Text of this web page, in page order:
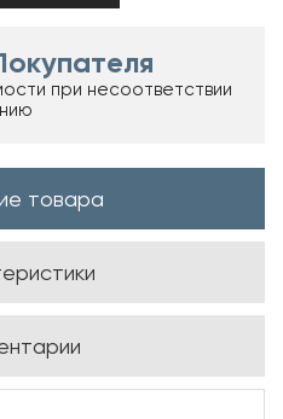
при несоответствии
товара